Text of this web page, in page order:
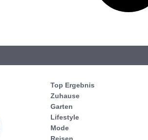
Top Ergebnis
Zuhause
Garten
Lifestyle
Mode